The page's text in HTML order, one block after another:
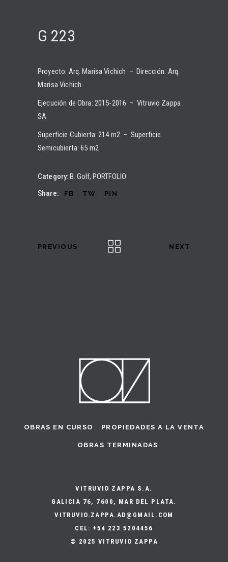
G 223
Proyecto: Arq. Marisa Vichich – Dirección: Arq.
Marisa Vichich
Ejecución de Obra: 2015-2016 – Vitruvio Zappa
SA
Superficie Cubierta: 214 m2 – Superficie
Semicubierta: 65 m2
Category:B. Golf PORTFOLIO
Share:
FB TW PIN
PREVIOUS NEXT
OBRAS EN CURSO PROPIEDADES A LA VENTA
OBRAS TERMINADAS
VITRUVIO ZAPPA S.A.
GALICIA 76, 7600, MAR DEL PLATA.
VITRUVIO.ZAPPA.AD@GMAIL.COM
CEL: +54 223 5204456
© 2025 VITRUVIO ZAPPA